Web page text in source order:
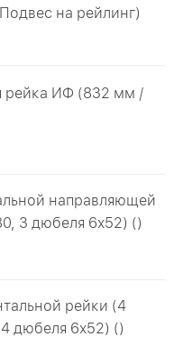
на рейлинг)
рейка ИФ (832 мм /
направляющей
3 дюбеля 6х52) ()
рейки (4
дюбеля 6х52) ()